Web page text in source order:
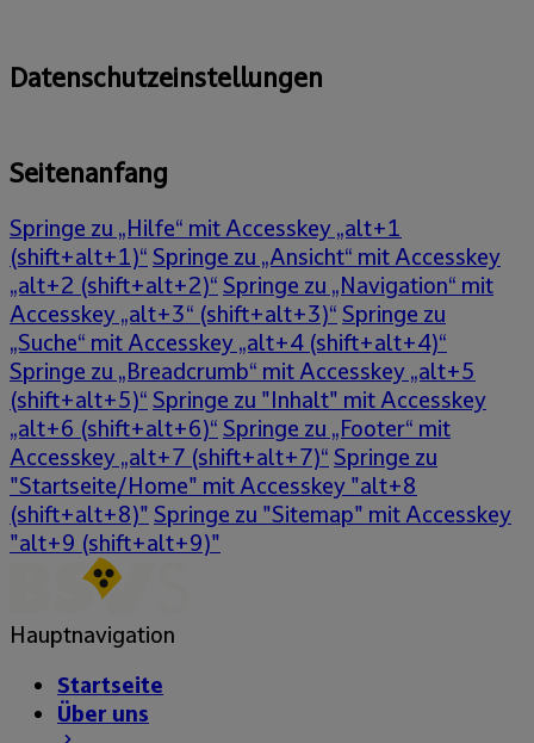
Datenschutzeinstellungen
Seitenanfang
Springe zu „Hilfe“ mit Accesskey „alt+1
(shift+alt+1)“ Springe zu „Ansicht“ mit Accesskey
„alt+2 (shift+alt+2)“ Springe zu „Navigation“ mit
Accesskey „alt+3“ (shift+alt+3)“ Springe zu
„Suche“ mit Accesskey „alt+4 (shift+alt+4)“
Springe zu „Breadcrumb“ mit Accesskey „alt+5
(shift+alt+5)“ Springe zu "Inhalt" mit Accesskey
„alt+6 (shift+alt+6)“ Springe zu „Footer“ mit
Accesskey „alt+7 (shift+alt+7)“ Springe zu
"Startseite/Home" mit Accesskey "alt+8
(shift+alt+8)" Springe zu "Sitemap" mit Accesskey
"alt+9 (shift+alt+9)"
Hauptnavigation
Startseite
Über uns